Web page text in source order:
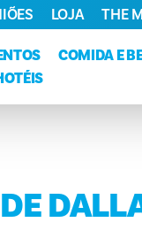
COMIDA E
LOJA THE